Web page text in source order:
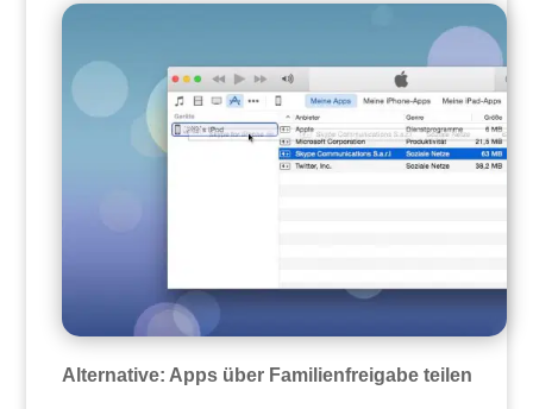
Alternative: Apps über Familienfreigabe teilen